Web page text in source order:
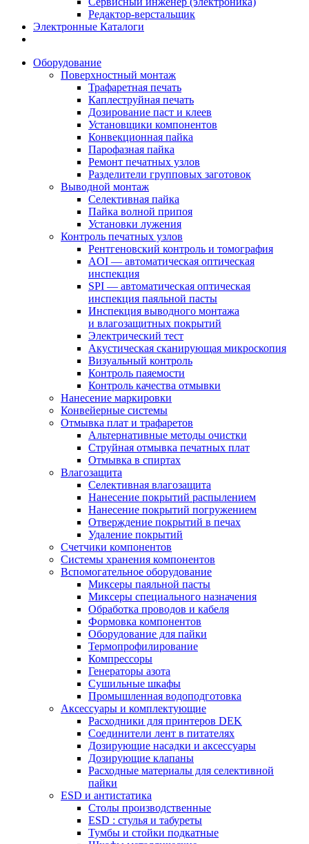
Редактор-верстальщик
Электронные Каталоги
Оборудование
Поверхностный монтаж
Трафаретная печать
Каплеструйная печать
Дозирование паст и клеев
Установщики компонентов
Конвекционная пайка
Парофазная пайка
Ремонт печатных узлов
Разделители групповых заготовок
Выводной монтаж
Селективная пайка
Пайка волной припоя
Установки лужения
Контроль печатных узлов
Рентгеновский контроль и томография
AOI — автоматическая оптическая
инспекция
SPI — автоматическая оптическая
инспекция паяльной пасты
Инспекция выводного монтажа
и влагозащитных покрытий
Электрический тест
Акустическая сканирующая микроскопия
Визуальный контроль
Контроль паяемости
Контроль качества отмывки
Нанесение маркировки
Конвейерные системы
Отмывка плат и трафаретов
Альтернативные методы очистки
Струйная отмывка печатных плат
Отмывка в спиртах
Влагозащита
Селективная влагозащита
Нанесение покрытий распылением
Нанесение покрытий погружением
Отверждение покрытий в печах
Удаление покрытий
Счетчики компонентов
Системы хранения компонентов
Вспомогательное оборудование
Миксеры паяльной пасты
Миксеры специального назначения
Обработка проводов и кабеля
Формовка компонентов
Оборудование для пайки
Термопрофилирование
Компрессоры
Генераторы азота
Сушильные шкафы
Промышленная водоподготовка
Аксессуары и комплектующие
Расходники для принтеров DEK
Соединители лент в питателях
Дозирующие насадки и аксессуары
Дозирующие клапаны
Расходные материалы для селективной
пайки
ESD и антистатика
Столы производственные
ESD : cтулья и табуреты
Тумбы и стойки подкатные